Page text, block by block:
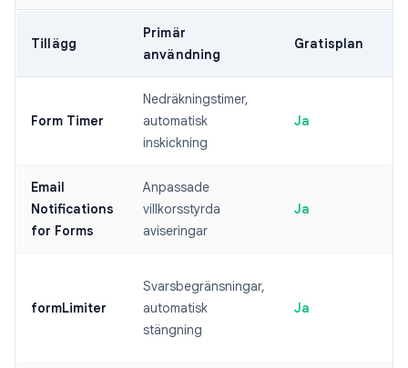
Tillägg
Primär
användning
Gratisplan
Form Timer
Nedräkningstimer,
automatisk
inskickning
Ja
Email
Notifications
for Forms
Anpassade
villkorsstyrda
aviseringar
Ja
formLimiter
Svarsbegränsningar,
automatisk
stängning
Ja